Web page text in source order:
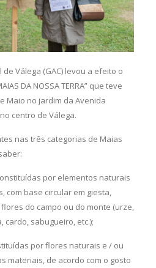
Válega (GAC) levou a efeito o
DA NOSSA TERRA” que teve
Maio no jardim da Avenida
centro de Válega.
nas três categorias de Maias
por elementos naturais
com base circular em giesta,
do campo ou do monte (urze,
cardo, sabugueiro, etc.);
por flores naturais e / ou
materiais, de acordo com o gosto